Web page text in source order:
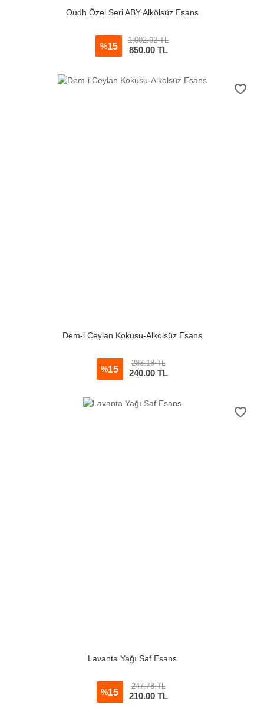
Oudh Özel Seri ABY Alkölsüz Esans
%15
1,002.92 TL
850.00TL
favorite_border
Dem-i Ceylan Kokusu-Alkolsüz Esans
%15
283.18 TL
240.00TL
favorite_border
Lavanta Yağı Saf Esans
%15
247.78 TL
210.00TL